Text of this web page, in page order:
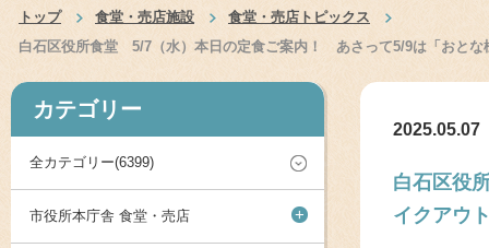
トップ 食堂・売店施設
食堂・売店トピックス
白石区役所食堂 5/7（水）本日の定食ご案内！ あさって5/9は「おと
カテゴリー
全カテゴリー(6399)
市役所本庁舎 食堂・売店 +
2025.05.07
白石区役
イクアウ